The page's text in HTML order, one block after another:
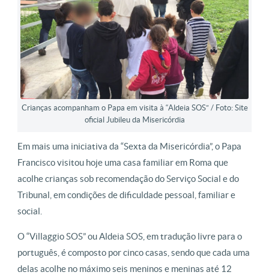
Crianças acompanham o Papa em visita à “Aldeia SOS” / Foto: Site
oficial Jubileu da Misericórdia
Em mais uma iniciativa da “Sexta da Misericórdia”, o Papa
Francisco visitou hoje uma casa familiar em Roma que
acolhe crianças sob recomendação do Serviço Social e do
Tribunal, em condições de dificuldade pessoal, familiar e
social.
O “Villaggio SOS” ou Aldeia SOS, em tradução livre para o
português, é composto por cinco casas, sendo que cada uma
delas acolhe no máximo seis meninos e meninas até 12